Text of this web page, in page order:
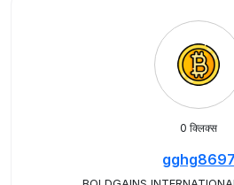
0 क्लिक्स
gghg8697